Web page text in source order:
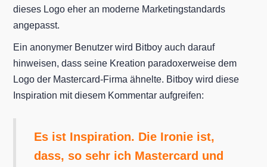
dieses Logo eher an moderne Marketingstandards
angepasst.
Ein anonymer Benutzer wird Bitboy auch darauf
hinweisen, dass seine Kreation paradoxerweise dem
Logo der Mastercard-Firma ähnelte. Bitboy wird diese
Inspiration mit diesem Kommentar aufgreifen:
Es ist Inspiration. Die Ironie ist,
dass, so sehr ich Mastercard und